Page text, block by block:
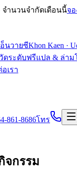
จำนวนจำกัดเดือนนี้จ
นวายซีKhon Kaen ·
วัดระดับฟรีแปล & ล่าม
เรา
861-8686โทร
จกรรม